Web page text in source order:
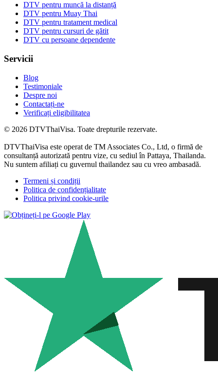
DTV pentru muncă la distanță
DTV pentru Muay Thai
DTV pentru tratament medical
DTV pentru cursuri de gătit
DTV cu persoane dependente
Servicii
Blog
Testimoniale
Despre noi
Contactați-ne
Verificați eligibilitatea
© 2026 DTVThaiVisa. Toate drepturile rezervate.
DTVThaiVisa este operat de TM Associates Co., Ltd, o firmă de
consultanță autorizată pentru vize, cu sediul în Pattaya, Thailanda.
Nu suntem afiliați cu guvernul thailandez sau cu vreo ambasadă.
Termeni și condiții
Politica de confidențialitate
Politica privind cookie-urile